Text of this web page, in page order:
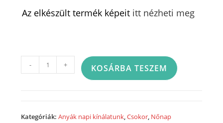
Az elkészült termék képeit itt nézheti meg
szeretettel"
- + KOSÁRBA TESZEM
Kategóriák:Anyák napi kínálatunk,Csokor, Nőnap